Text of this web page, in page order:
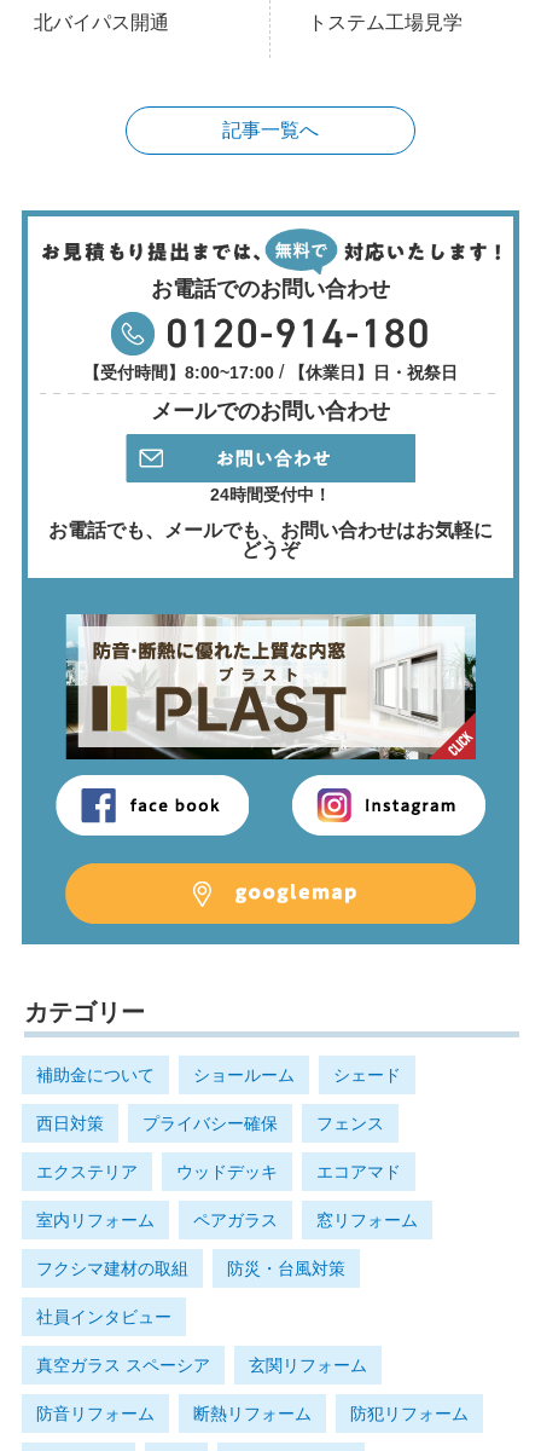
北バイパス開通 トステム工場見学
記事一覧へ
お電話でのお問い合わせ
【受付時間】8:00~17:00 / 【休業日】日・祝祭日
メールでのお問い合わせ
24時間受付中！
お電話でも、メールでも、 お問い合わせはお気軽に
どうぞ
カテゴリー
補助金について ショールーム シェード
西日対策 プライバシー確保 フェンス
エクステリア ウッドデッキ エコアマド
室内リフォーム ペアガラス 窓リフォーム
フクシマ建材の取組
社員インタビュー
防災・台風対策
真空ガラス スペーシア 玄関リフォーム
防音リフォーム 断熱リフォーム 防犯リフォーム